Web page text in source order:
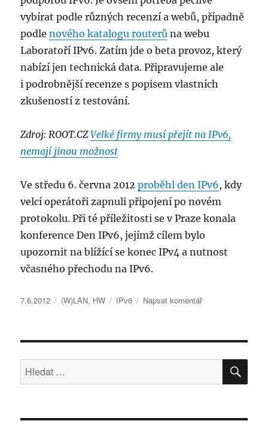
vybírat podle různých recenzí a webů, případně
podlenového katalogu routerů na webu
Laboratoří IPv6.Zatím jde o beta provoz, který
nabízí jen technická data. Připravujeme ale
i podrobnější recenze s popisem vlastních
zkušeností z testování.
Zdroj: ROOT.CZVelké firmy musí přejít na IPv6,
nemají jinou možnost
Ve středu 6. června 2012proběhl den IPv6, kdy
velcí operátoři zapnuli připojení po novém
protokolu. Při té příležitosti se v Praze konala
konference Den IPv6, jejímž cílem bylo
upozornit na blížící se konec IPv4 a nutnost
včasného přechodu na IPv6.
Publikováno:
7.6.2012 Rubriky:
(W)LAN, HW Štítky:
IPv6 Napsat komentářpro
názvem
na
domácích
routerech
Hledat: